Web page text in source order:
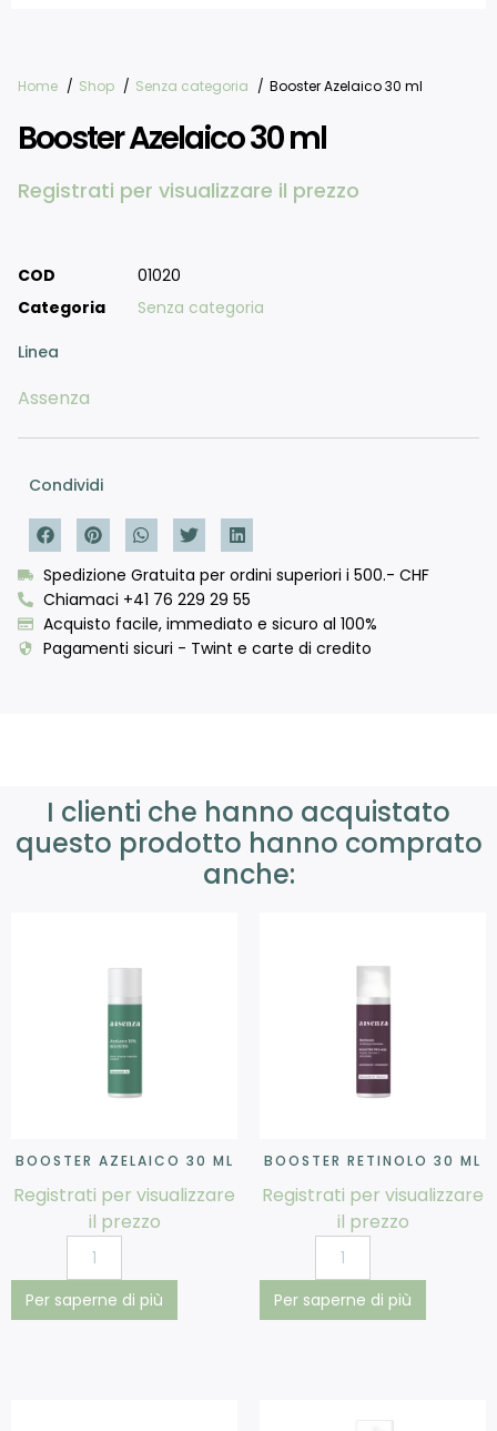
Home Shop Senza categoria Booster Azelaico 30 ml
Booster Azelaico 30 ml
Registrati per visualizzare il prezzo
COD
01020
Categoria
Senza categoria
Linea
Assenza
Condividi
Spedizione Gratuita per ordini superiori i 500.- CHF
Chiamaci +41 76 229 29 55
Acquisto facile, immediato e sicuro al 100%
Pagamenti sicuri - Twint e carte di credito
I clienti che hanno acquistato
questo prodotto hanno comprato
anche:
BOOSTER AZELAICO 30 ML
Registrati per visualizzare
il prezzo
Per saperne di più
BOOSTER RETINOLO 30 ML
Registrati per visualizzare
il prezzo
Per saperne di più